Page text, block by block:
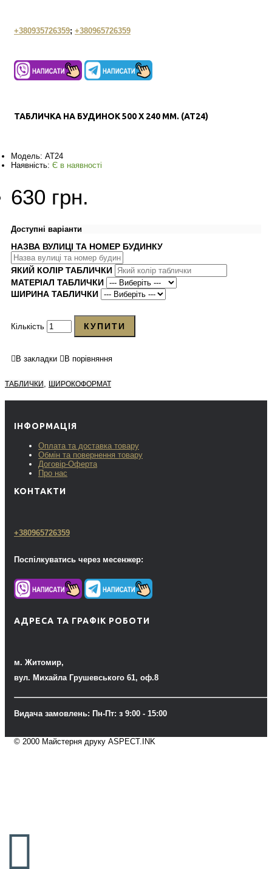
+380935726359; +380965726359
ТАБЛИЧКА НА БУДИНОК 500 Х 240 ММ. (AT24)
Модель: AT24
Наявність: Є в наявності
630 грн.
Доступні варіанти
НАЗВА ВУЛИЦІ ТА НОМЕР БУДИНКУ
ЯКИЙ КОЛІР ТАБЛИЧКИ
МАТЕРІАЛ ТАБЛИЧКИ
ШИРИНА ТАБЛИЧКИ
Кількість КУПИТИ
В закладки В порівняння
ТАБЛИЧКИ , ШИРОКОФОРМАТ
ІНФОРМАЦІЯ
Оплата та доставка товару
Обмін та повернення товару
Договір-Оферта
Про нас
КОНТАКТИ
+380965726359
Поспілкуватись через месенжер:
АДРЕСА ТА ГРАФІК РОБОТИ
м. Житомир,
вул. Михайла Грушевського 61, оф.8
Видача замовлень: Пн-Пт: з 9:00 - 15:00
© 2000 Майстерня друку ASPECT.INK